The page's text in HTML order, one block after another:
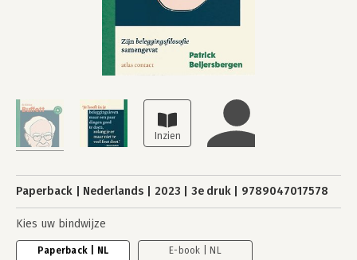
Paperback Nederlands 2023 3e druk 9789047017578
Kies uw bindwijze
Paperback | NL E-book | NL